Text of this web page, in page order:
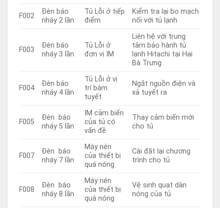
F002
Đèn báo
nháy 2 lần
Tủ Lỗi ở tiếp
điểm
Kiểm tra lại bo mạch
nối với tủ lạnh
F003
Đèn báo
nháy 3 lần
Tủ Lỗi ở
đơn vị IM
Liên hệ với trung
tâm bảo hành tủ
lạnh Hitachi tại Hai
Bà Trưng
F004
Đèn báo
nháy 4 lần
Tủ Lỗi ở vị
trí bám
tuyết
Ngắt nguồn điện và
xả tuyết ra
F005
Đèn báo
nháy 5 lần
IM cảm biến
của tủ có
vấn đề
Thay cảm biến mới
cho tủ
F007
Đèn báo
nháy 7 lần
Máy nén
của thiết bị
quá nóng
Cài đặt lại chương
trình cho tủ
F008
Đèn báo
nháy 8 lần
Máy nén
của thiết bị
quá nóng
Vệ sinh quạt dàn
nóng của tủ